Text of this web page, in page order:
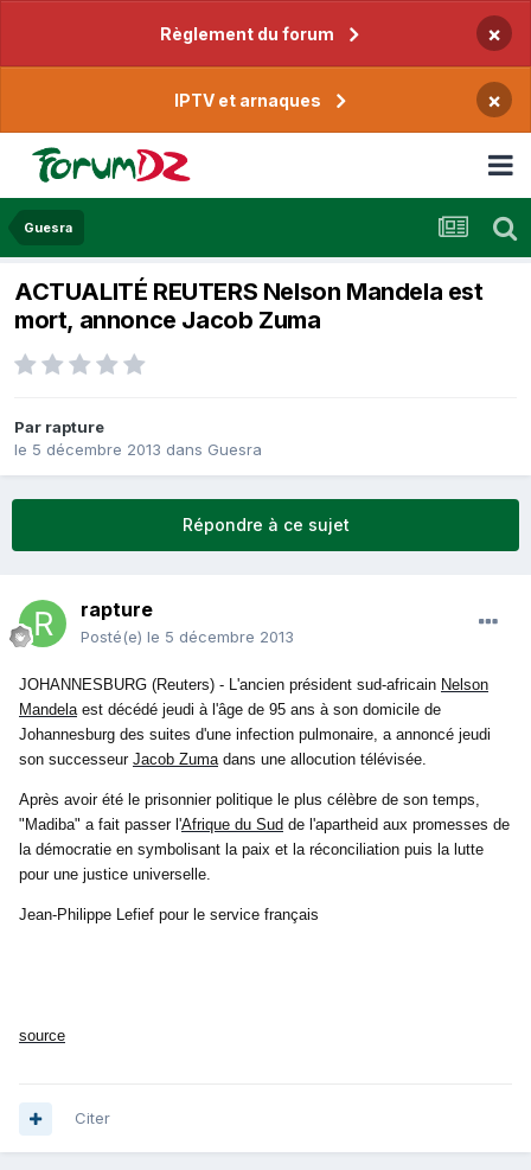
Règlement du forum ×
IPTV et arnaques ×
Guesra
ACTUALITÉ REUTERS Nelson Mandela est
mort, annonce Jacob Zuma
Par rapture
le 5 décembre 2013 dans Guesra
Répondre à ce sujet
rapture
Posté(e) le 5 décembre 2013
JOHANNESBURG (Reuters) - L'ancien président sud-africain Nelson
Mandelaest décédé jeudi à l'âge de 95 ans à son domicile de
Johannesburg des suites d'une infection pulmonaire, a annoncé jeudi
son successeur Jacob Zumadans une allocution télévisée.
Après avoir été le prisonnier politique le plus célèbre de son temps,
"Madiba" a fait passer l'Afrique du Sud de l'apartheid aux promesses de
la démocratie en symbolisant la paix et la réconciliation puis la lutte
pour une justice universelle.
Jean-Philippe Lefief pour le service français
source
Citer